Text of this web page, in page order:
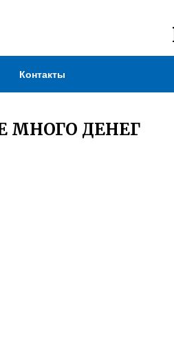
Контакты
МНОГО ДЕНЕГ